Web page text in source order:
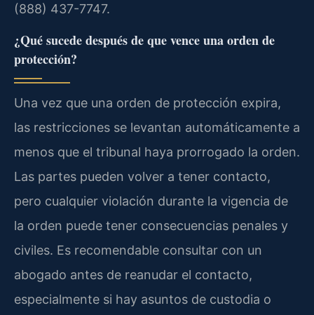
(888) 437-7747.
¿Qué sucede después de que vence una orden de
protección?
Una vez que una orden de protección expira,
las restricciones se levantan automáticamente a
menos que el tribunal haya prorrogado la orden.
Las partes pueden volver a tener contacto,
pero cualquier violación durante la vigencia de
la orden puede tener consecuencias penales y
civiles. Es recomendable consultar con un
abogado antes de reanudar el contacto,
especialmente si hay asuntos de custodia o